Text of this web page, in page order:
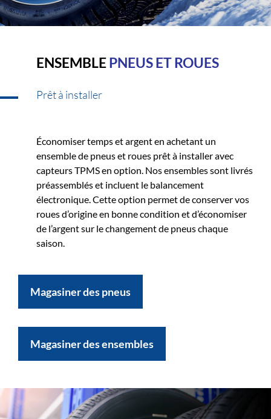
ENSEMBLEPNEUS ET ROUES
Prêt à installer
Économiser temps et argent en achetant un
ensemble de pneus et roues prêt à installer avec
capteurs TPMS en option. Nos ensembles sont livrés
préassemblés et incluent le balancement
électronique. Cette option permet de conserver vos
roues d’origine en bonne condition et d’économiser
de l’argent sur le changement de pneus chaque
saison.
Magasiner des pneus
Magasiner des ensembles